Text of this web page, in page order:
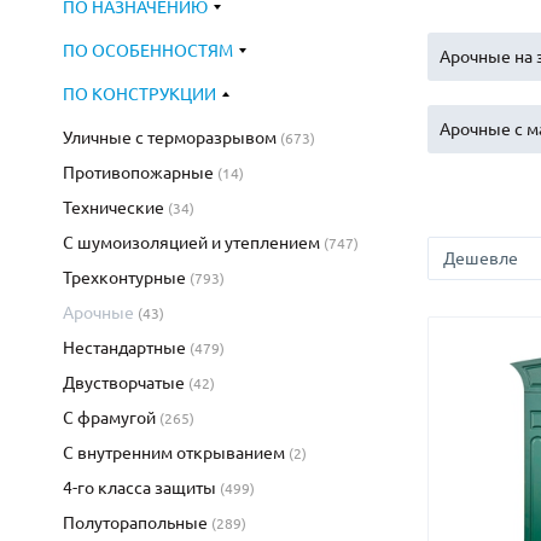
С выдавленным рисунком
С металлобагетом
Для бани
Для
ПО НАЗНАЧЕНИЮ
ПО ОСОБЕННОСТЯМ
ПО КОНСТРУКЦИИ
Уличные с терморазрывом (673)
Противопожарные (14)
Технические (34)
С шумоизоляцией и утеплением (747)
Трехконтурные (793)
Арочные (43)
Нестандартные (479)
Двустворчатые (42)
С фрамугой (265)
С внутренним открыванием (2)
4-го класса защиты (499)
Полуторапольные (289)
Арочные на
Арочные с